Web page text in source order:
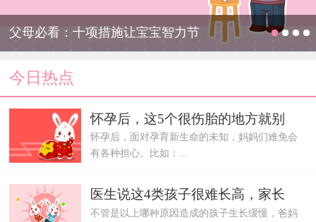
父母必看：十项措施让宝宝智力节
今日热点
怀孕后，这5个很伤胎的地方就别
怀孕后，面对孕育新生命的未知，妈妈们难免会
有各种担心。比如：...
医生说这4类孩子很难长高，家长
不管是以上哪种原因造成的孩子生长缓慢，爸妈